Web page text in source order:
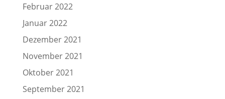
Februar 2022
Januar 2022
Dezember 2021
November 2021
Oktober 2021
September 2021